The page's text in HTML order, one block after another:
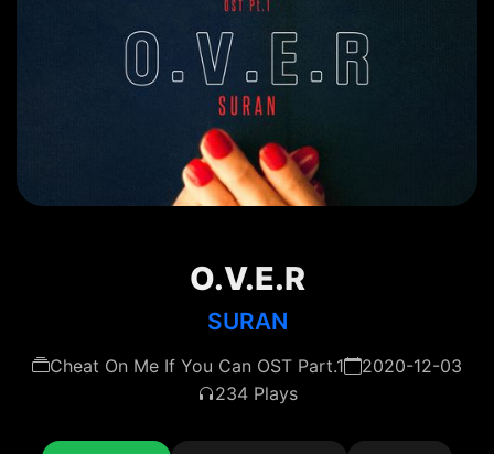
O.V.E.R
SURAN
Cheat On Me If You Can OST Part.1
2020-12-03
234 Plays